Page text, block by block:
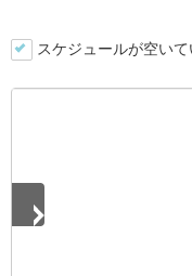
スケジュールが空い